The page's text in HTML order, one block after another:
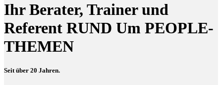
Ihr Berater, Trainer und
Referent RUND Um PEOPLE-
THEMEN
Seit über 20 Jahren.